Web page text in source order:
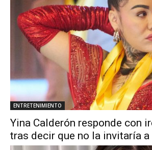
ENTRETENIMIENTO
Yina Calderón responde con
tras decir que no la invitaría a